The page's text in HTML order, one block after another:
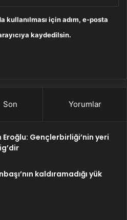
kullanılması için adım, e-posta
kaydedilsin.
Son Yorumlar
Eroğlu: Gençlerbirliği’nin yeri
kaldıramadığı yük